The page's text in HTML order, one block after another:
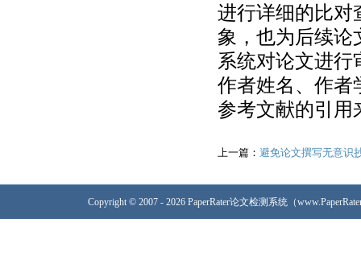
进行详细的比对
象，也为后续论
系统对论文进
作者姓名、作者
参考文献的引用
上一篇： 避免论文撰写无意识
Copyright © 2007 - 2026 PaperRater论文检测系统（